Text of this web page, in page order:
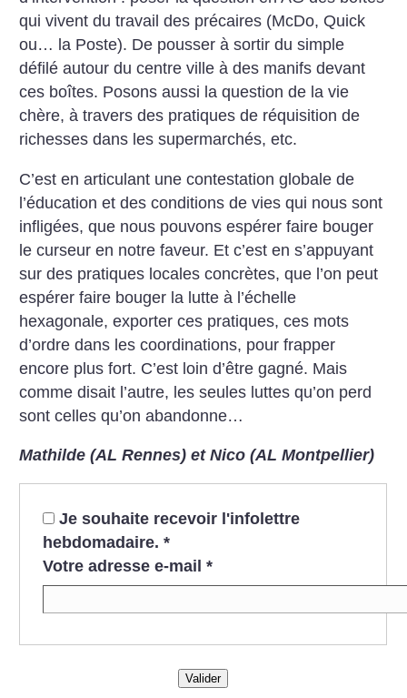
qui vivent du travail des précaires (McDo, Quick
ou… la Poste). De pousser à sortir du simple
défilé autour du centre ville à des manifs devant
ces boîtes. Posons aussi la question de la vie
chère, à travers des pratiques de réquisition de
richesses dans les supermarchés, etc.
C’est en articulant une contestation globale de
l’éducation et des conditions de vies qui nous sont
infligées, que nous pouvons espérer faire bouger
le curseur en notre faveur. Et c’est en s’appuyant
sur des pratiques locales concrètes, que l’on peut
espérer faire bouger la lutte à l’échelle
hexagonale, exporter ces pratiques, ces mots
d’ordre dans les coordinations, pour frapper
encore plus fort. C’est loin d’être gagné. Mais
comme disait l’autre, les seules luttes qu’on perd
sont celles qu’on abandonne…
Mathilde (AL Rennes) et Nico (AL Montpellier)
Je souhaite recevoir l'infolettre
hebdomadaire. *
Votre adresse e-mail *
Valider